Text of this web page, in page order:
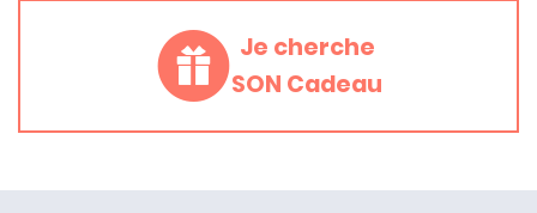
Je cherche
SON Cadeau